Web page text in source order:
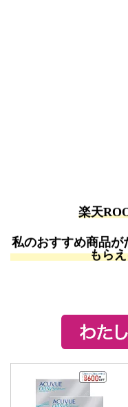
楽天
私のおすすめ商品が
もら